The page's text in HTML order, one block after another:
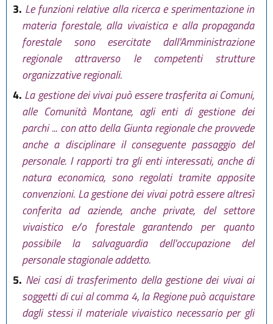
3. Le funzioni relative alla ricerca e sperimentazione in
materia forestale, alla vivaistica e alla propaganda
forestale sono esercitate dall'Amministrazione
regionale attraverso le competenti strutture
organizzative regionali.
4. La gestione dei vivai può essere trasferita ai Comuni,
alle Comunità Montane, agli enti di gestione dei
parchi ... con atto della Giunta regionale che provvede
anche a disciplinare il conseguente passaggio del
personale. I rapporti tra gli enti interessati, anche di
natura economica, sono regolati tramite apposite
convenzioni. La gestione dei vivai potrà essere altresì
conferita ad aziende, anche private, del settore
vivaistico e/o forestale garantendo per quanto
possibile la salvaguardia dell'occupazione del
personale stagionale addetto.
5. Nei casi di trasferimento della gestione dei vivai ai
soggetti di cui al comma 4, la Regione può acquistare
dagli stessi il materiale vivaistico necessario per gli